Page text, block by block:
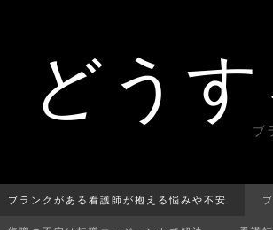
どう
ブ
ブランクがある看護師が抱える悩みや不安